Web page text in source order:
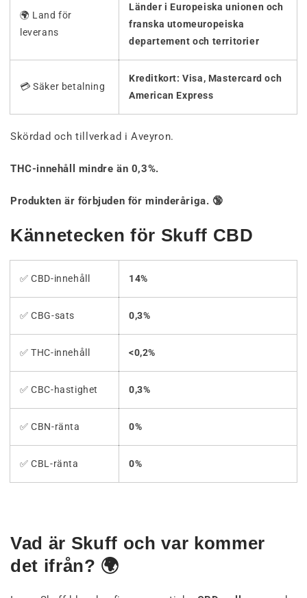
🌍 Land för
leverans
Länder i Europeiska unionen och
franska utomeuropeiska
departement och territorier
💳 Säker betalning
Kreditkort: Visa, Mastercard och
American Express
Skördad och tillverkad i Aveyron.
THC-innehåll mindre än 0,3%.
Produkten är förbjuden för minderåriga. 🔞
Kännetecken för Skuff CBD
✅ CBD-innehåll 14%
✅ CBG-sats 0,3%
✅ THC-innehåll <0,2%
✅ CBC-hastighet 0,3%
✅ CBN-ränta 0%
✅ CBL-ränta 0%
Vad är Skuff och var kommer
det ifrån? 🌍